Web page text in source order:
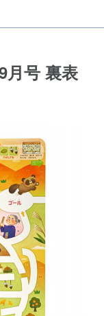
月号 裏表